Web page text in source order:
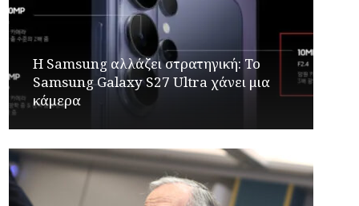
Η Samsung αλλάζει στρατηγική: Το
Samsung Galaxy S27 Ultra χάνει μια
κάμερα